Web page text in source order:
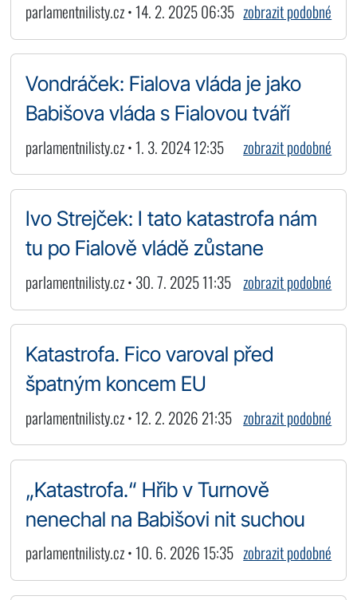
parlamentnilisty.cz • 14. 2. 2025 06:35 zobrazit podobné
Vondráček: Fialova vláda je jako
Babišova vláda s Fialovou tváří
parlamentnilisty.cz • 1. 3. 2024 12:35 zobrazit podobné
Ivo Strejček: I tato katastrofa nám
tu po Fialově vládě zůstane
parlamentnilisty.cz • 30. 7. 2025 11:35 zobrazit podobné
Katastrofa. Fico varoval před
špatným koncem EU
parlamentnilisty.cz • 12. 2. 2026 21:35 zobrazit podobné
„Katastrofa.“ Hřib v Turnově
nenechal na Babišovi nit suchou
parlamentnilisty.cz • 10. 6. 2026 15:35 zobrazit podobné